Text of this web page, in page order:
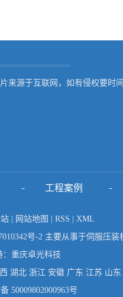
来源于互联网，如有侵权要时
工程案例
| 网站地图 | RSS | XML
号-2 主要从事于伺服压装
重庆卓光科技
湖北 浙江 安徽 广东 江苏 山东
50009802000963号